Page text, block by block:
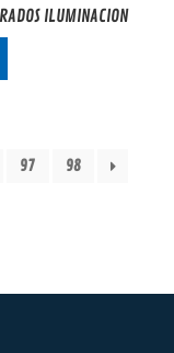
ILUMINACION
97 98